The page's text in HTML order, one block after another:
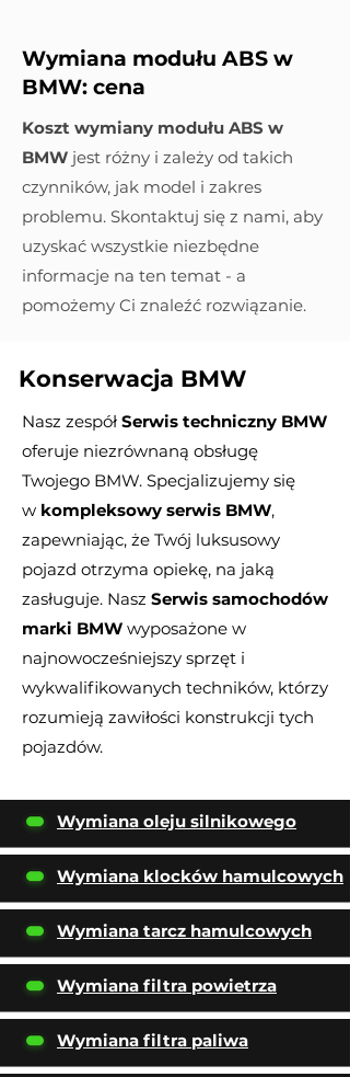
Wymiana modułu ABS w
BMW: cena
Koszt wymiany modułu ABS w
BMW jest różny i zależy od takich
czynników, jak model i zakres
problemu. Skontaktuj się z nami, aby
uzyskać wszystkie niezbędne
informacje na ten temat - a
pomożemy Ci znaleźć rozwiązanie.
Konserwacja BMW
Nasz zespół Serwis techniczny BMW
oferuje niezrównaną obsługę
Twojego BMW. Specjalizujemy się
w kompleksowy serwis BMW,
zapewniając, że Twój luksusowy
pojazd otrzyma opiekę, na jaką
zasługuje. Nasz Serwis samochodów
marki BMW wyposażone w
najnowocześniejszy sprzęt i
wykwalifikowanych techników, którzy
rozumieją zawiłości konstrukcji tych
pojazdów.
Wymiana oleju silnikowego
Wymiana klocków hamulcowych
Wymiana tarcz hamulcowych
Wymiana filtra powietrza
Wymiana filtra paliwa